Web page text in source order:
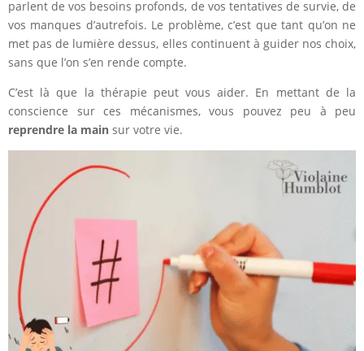
parlent de vos besoins profonds, de vos tentatives de survie, de
vos manques d’autrefois. Le problème, c’est que tant qu’on ne
met pas de lumière dessus, elles continuent à guider nos choix,
sans que l’on s’en rende compte.
C’est là que la thérapie peut vous aider. En mettant de la
conscience sur ces mécanismes, vous pouvez peu à peu
reprendre la main sur votre vie.